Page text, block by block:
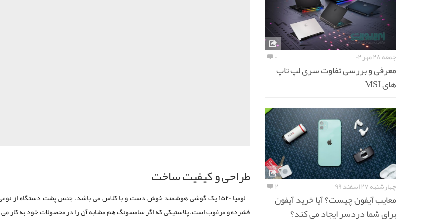
طراحی و کیفیت ساخت
لومیا ۱۵۲۰ یک گوشی هوشمند خوش دست و با کلاس می باشد. جنس پشت دستگاه از
فشرده و مرغوب است. پلاستیکی که اگر سامسونگ هم مشابه آن را در محصولات خود به کار می
جمعه ۲۸ مهر ۰۲ ۰
معرفی و بررسی تفاوت سری لپ تاپ
های MSI
چهارشنبه ۲۷ اسفند ۹۹ ۲
معایب آیفون چیست؟ آیا خرید آیفون
برای شما دردسر ایجاد می کند؟